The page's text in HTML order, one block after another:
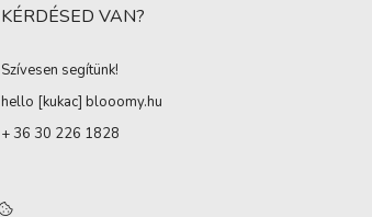
KÉRDÉSED VAN?
Szívesen segítünk!
hello [kukac] blooomy.hu
+ 36 30 226 1828